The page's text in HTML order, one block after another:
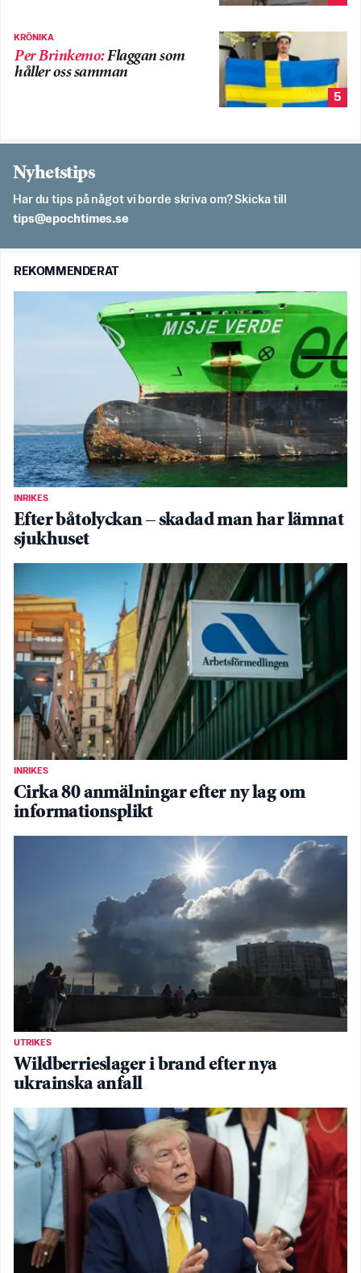
KRÖNIKA
Per Brinkemo:Flaggan som
håller oss samman
5
Nyhetstips
Har du tips på något vi borde skriva om? Skicka till
es.semithcope@spit
REKOMMENDERAT
INRIKES
Efter båtolyckan – skadad man har lämnat
sjukhuset
INRIKES
Cirka 80 anmälningar efter ny lag om
informationsplikt
UTRIKES
Wildberrieslager i brand efter nya
ukrainska anfall